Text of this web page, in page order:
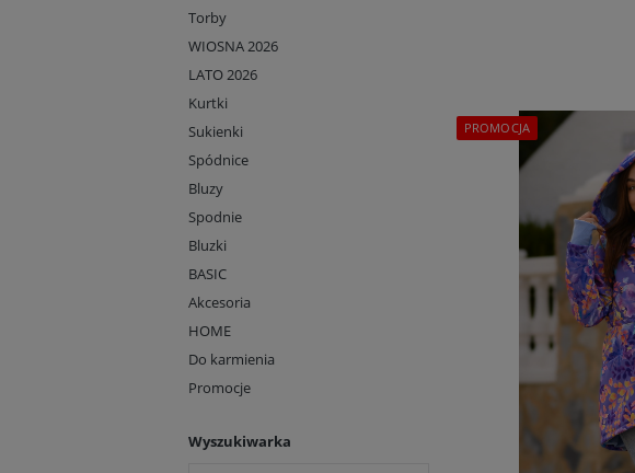
Torby
WIOSNA 2026
LATO 2026
Kurtki
Sukienki
Spódnice
Bluzy
Spodnie
Bluzki
BASIC
Akcesoria
HOME
Do karmienia
Promocje
Wyszukiwarka
PROMOCJA